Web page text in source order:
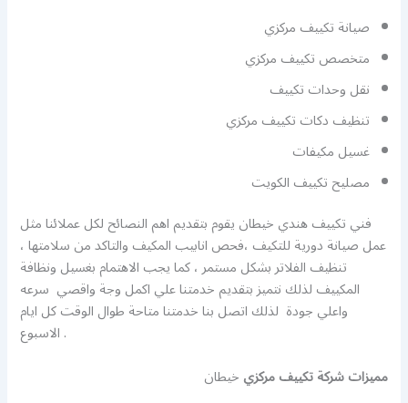
صيانة تكييف مركزي
متخصص تكييف مركزي
نقل وحدات تكييف
تنظيف دكات تكييف مركزي
غسيل مكيفات
مصليح تكييف الكويت
فني تكييف هندي خيطان يقوم بتقديم اهم النصائح لكل عملائنا مثل
عمل صيانة دورية للتكيف ،فحص انابيب المكيف والتاكد من سلامتها ،
تنظيف الفلاتر بشكل مستمر ، كما يجب الاهتمام بغسيل ونظافة
المكييف لذلك نتميز بتقديم خدمتنا علي اكمل وجة واقصي سرعه
واعلي جودة لذلك اتصل بنا خدمتنا متاحة طوال الوقت كل ايام
الاسبوع .
مميزات شركة تكييف مركزيخيطان